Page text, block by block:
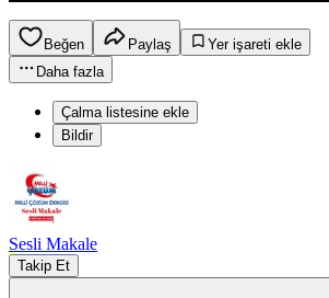
Beğen Paylaş
Yer işareti ekle
Daha fazla
Çalma listesine ekle
Bildir
Sesli Makale
Takip Et